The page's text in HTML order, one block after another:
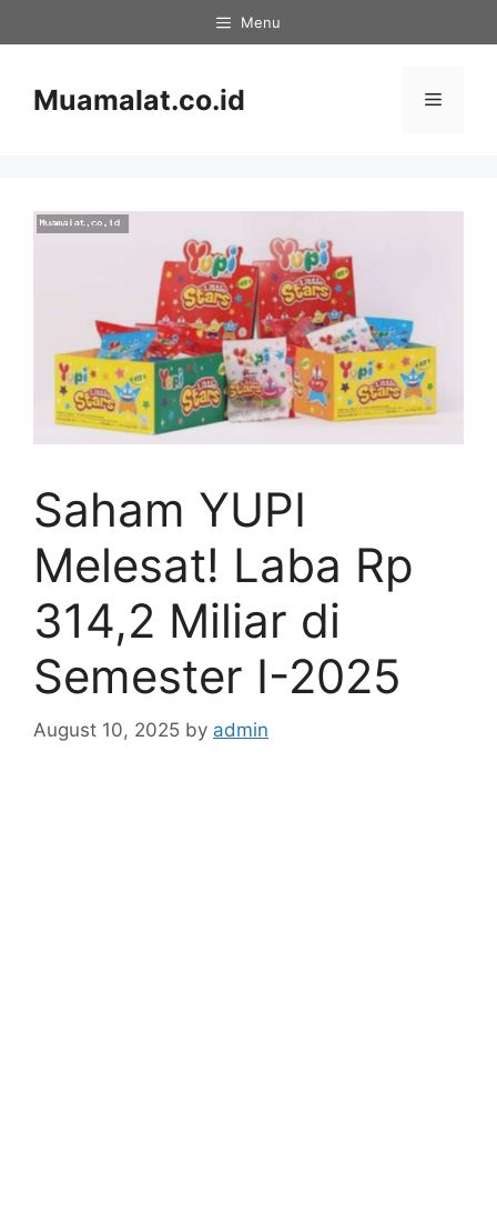
to
Menu
Muamalat.co.id Menu
Saham YUPI
Melesat! Laba Rp
314,2 Miliar di
Semester I-2025
August 10, 2025 by admin